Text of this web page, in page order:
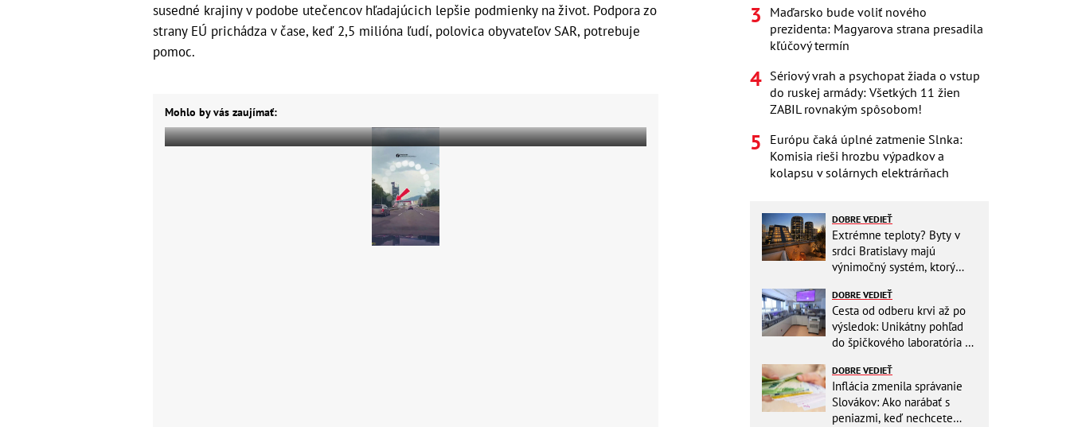
susedné krajiny v podobe utečencov hľadajúcich lepšie podmienky na život. Podpora zo
strany EÚ prichádza v čase, keď 2,5 milióna ľudí, polovica obyvateľov SAR, potrebuje
pomoc.
Mohlo by vás zaujímať:
Maďarsko bude voliť nového
prezidenta: Magyarova strana presadila
kľúčový termín
Sériový vrah a psychopat žiada o vstup
do ruskej armády: Všetkých 11 žien
ZABIL rovnakým spôsobom!
Európu čaká úplné zatmenie Slnka:
Komisia rieši hrozbu výpadkov a
kolapsu v solárnych elektrárňach
DOBRE VEDIEŤ
Extrémne teploty? Byty v
srdci Bratislavy majú
výnimočný systém, ktorý
DOBRE VEDIEŤ
Cesta od odberu krvi až po
výsledok: Unikátny pohľad
do špičkového laboratória na
DOBRE VEDIEŤ
Inflácia zmenila správanie
Slovákov: Ako narábať s
peniazmi, keď nechcete